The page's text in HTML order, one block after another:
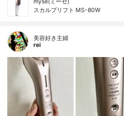
スカルプリフト MS-80W
美容好き主婦
rei